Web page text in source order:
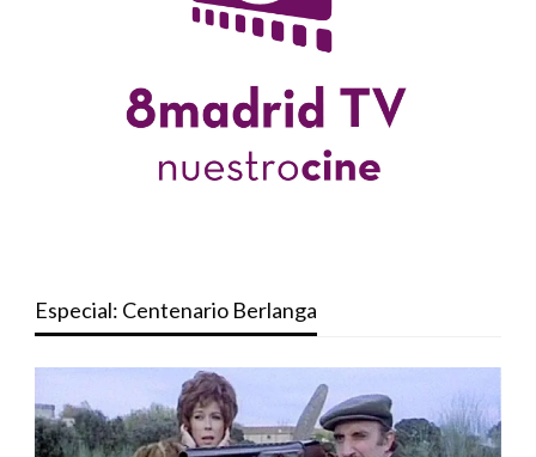
Especial: Centenario Berlanga